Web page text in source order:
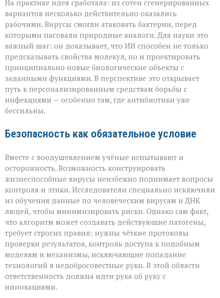
На практике идея сработала: из сотен сгенерированных
вариантов несколько действительно оказались
рабочими. Вирусы смогли атаковать бактерии, перед
которыми пасовали природные аналоги. Для науки это
важный шаг: он доказывает, что ИИ способен не только
предсказывать свойства молекул, но и проектировать
принципиально новые биологические объекты с
заданными функциями. В перспективе это открывает
путь к персонализированным средствам борьбы с
инфекциями — особенно там, где антибиотики уже
бессильны.
Безопасность как обязательное условие
Вместе с воодушевлением учёные испытывают и
осторожность. Возможность конструировать
жизнеспособные вирусы неизбежно поднимает вопросы
контроля и этики. Исследователи специально исключили
из обучения данные по человеческим вирусам и ДНК
людей, чтобы минимизировать риски. Однако сам факт,
что алгоритм может создавать действующие патогены,
требует строгих правил: нужны чёткие протоколы
проверки результатов, контроль доступа к подобным
моделям и механизмы, исключающие попадание
технологий в недобросовестные руки. В этой области
ответственность должна идти рука об руку с
инновациями.